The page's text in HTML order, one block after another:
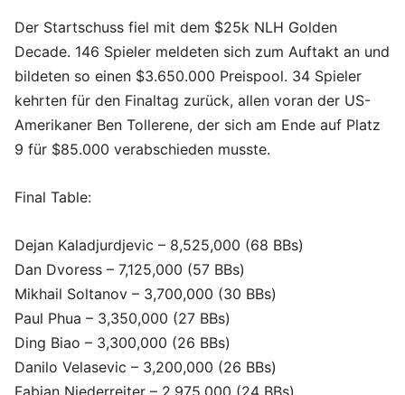
Der Startschuss fiel mit dem $25k NLH Golden
Decade. 146 Spieler meldeten sich zum Auftakt an und
bildeten so einen $3.650.000 Preispool. 34 Spieler
kehrten für den Finaltag zurück, allen voran der US-
Amerikaner Ben Tollerene, der sich am Ende auf Platz
9 für $85.000 verabschieden musste.
Final Table:
Dejan Kaladjurdjevic – 8,525,000 (68 BBs)
Dan Dvoress – 7,125,000 (57 BBs)
Mikhail Soltanov – 3,700,000 (30 BBs)
Paul Phua – 3,350,000 (27 BBs)
Ding Biao – 3,300,000 (26 BBs)
Danilo Velasevic – 3,200,000 (26 BBs)